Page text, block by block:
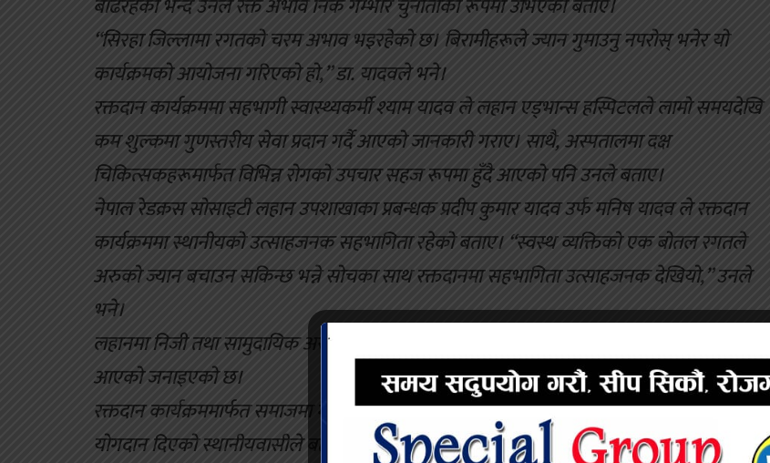
“सिरहा जिल्लामा रगतको चरम अभाव भइरहेको छ। बिरामीहरूले ज्यान गुमाउनु नपरोस् भनेर यो
कार्यक्रमको आयोजना गरिएको हो,” डा. यादवले भने।
रक्तदान कार्यक्रममा सहभागी स्वास्थ्यकर्मी श्याम यादव ले लहान एड्भान्स हस्पिटलले लामो समयदेखि
कम शुल्कमा गुणस्तरीय सेवा प्रदान गर्दै आएको जानकारी गराए। साथै, अस्पतालमा दक्ष
चिकित्सकहरूमार्फत विभिन्न रोगको उपचार सहज रूपमा हुँदै आएको पनि उनले बताए।
नेपाल रेडक्रस सोसाइटी लहान उपशाखाका प्रबन्धक प्रदीप कुमार यादव उर्फ मनिष यादव ले रक्तदान
कार्यक्रममा स्थानीयको उत्साहजनक सहभागिता रहेको बताए। “स्वस्थ व्यक्तिको एक बोतल रगतले
अरुको ज्यान बचाउन सकिन्छ भन्ने सोचका साथ रक्तदानमा सहभागिता उत्साहजनक देखियो,” उनले
भने।
लहानमा निजी तथा सामुदायिक अस्पतालहरूमार्फत सहुलियत दरमा रोगको प्रभावकारी उपचार हुँदै
आएको जनाइएको छ।
रक्तदान कार्यक्रममार्फत समाजमा मानवता, स्वास्थ्य र सेवा भावना प्रवर्द्धन गर्न अस्पतालले महत्वपूर्ण
योगदान दिएको स्थानीयवासीले बताएका छन्।